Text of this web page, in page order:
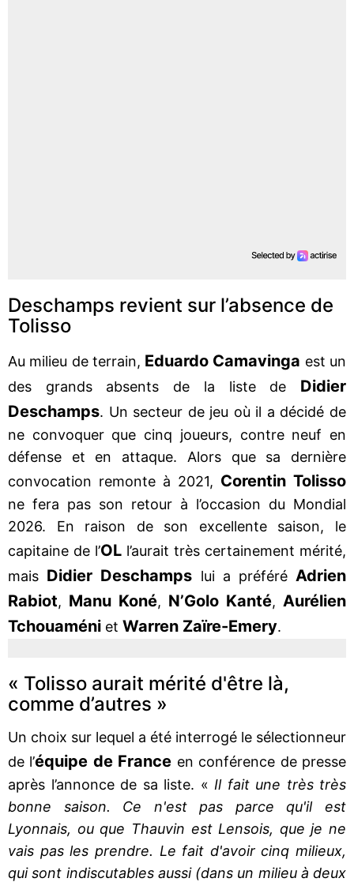
Deschamps revient sur l’absence de
Tolisso
Au milieu de terrain, Eduardo Camavinga est un
des grands absents de la liste de Didier
Deschamps. Un secteur de jeu où il a décidé de
ne convoquer que cinq joueurs, contre neuf en
défense et en attaque. Alors que sa dernière
convocation remonte à 2021, Corentin Tolisso
ne fera pas son retour à l’occasion du Mondial
2026. En raison de son excellente saison, le
capitaine de l’OL l’aurait très certainement mérité,
mais Didier Deschamps lui a préféré Adrien
Rabiot, Manu Koné, N’Golo Kanté, Aurélien
Tchouaméni et Warren Zaïre-Emery.
« Tolisso aurait mérité d'être là,
comme d’autres »
Un choix sur lequel a été interrogé le sélectionneur
de l’équipe de France en conférence de presse
après l’annonce de sa liste. « Il fait une très très
bonne saison. Ce n'est pas parce qu'il est
Lyonnais, ou que Thauvin est Lensois, que je ne
vais pas les prendre. Le fait d'avoir cinq milieux,
qui sont indiscutables aussi (dans un milieu à deux